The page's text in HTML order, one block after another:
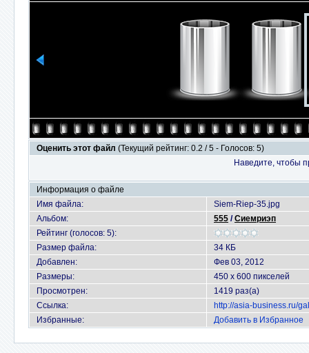
Оценить этот файл (Текущий рейтинг: 0.2 / 5 - Голосов: 5)
Наведите, чтобы
Информация о файле
Имя файла:
Siem-Riep-35.jpg
Альбом:
555 /Сиемриэп
Рейтинг (голосов: 5):
Размер файла:
34 КБ
Добавлен:
Фев 03, 2012
Размеры:
450 x 600 пикселей
Просмотрен:
1419 раз(а)
Ссылка:
http://asia-business.ru/
Избранные:
Добавить в Избранное